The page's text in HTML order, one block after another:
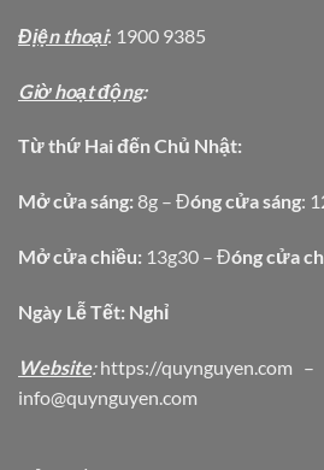
Địện thoại: 1900 9385
Giờ hoạt động:
Từ thứ Hai đến Chủ Nhật:
Mở cửa sáng: 8g – Đóng cửa sáng:
Mở cửa chiều: 13g30 – Đóng cửa
Ngày Lễ Tết: Nghỉ
Website:https://quynguyen.com –
info@quynguyen.com